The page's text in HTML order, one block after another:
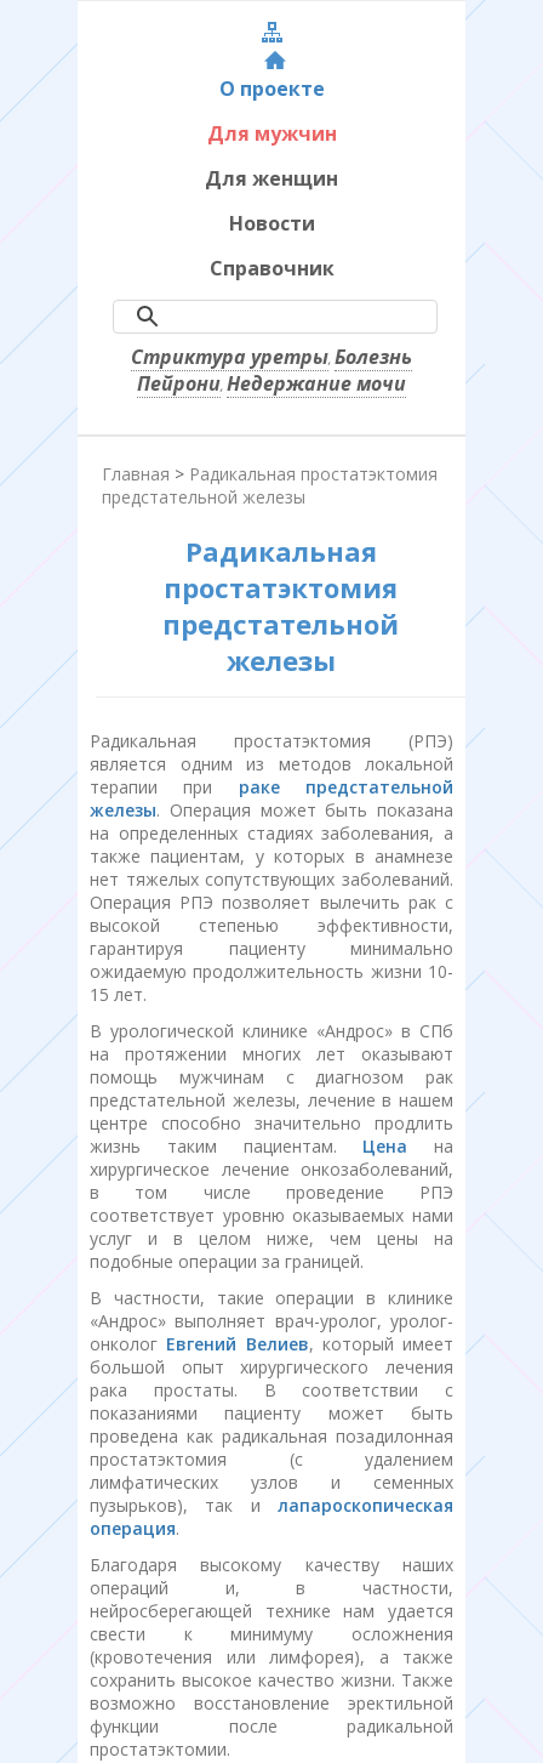
О проекте
Для мужчин
Для женщин
Новости
Справочник
Стриктура уретры, Болезнь
Пейрони, Недержание мочи
Главная > Радикальная простатэктомия
предстательной железы
Радикальная
простатэктомия
предстательной
железы
Радикальная простатэктомия (РПЭ)
является одним из методов локальной
терапии при раке предстательной
железы. Операция может быть показана
на определенных стадиях заболевания, а
также пациентам, у которых в анамнезе
нет тяжелых сопутствующих заболеваний.
Операция РПЭ позволяет вылечить рак с
высокой степенью эффективности,
гарантируя пациенту минимально
ожидаемую продолжительность жизни 10-
15 лет.
В урологической клинике «Андрос» в СПб
на протяжении многих лет оказывают
помощь мужчинам с диагнозом рак
предстательной железы, лечение в нашем
центре способно значительно продлить
жизнь таким пациентам. Цена на
хирургическое лечение онкозаболеваний,
в том числе проведение РПЭ
соответствует уровню оказываемых нами
услуг и в целом ниже, чем цены на
подобные операции за границей.
В частности, такие операции в клинике
«Андрос» выполняет врач-уролог, уролог-
онколог Евгений Велиев, который имеет
большой опыт хирургического лечения
рака простаты. В соответствии с
показаниями пациенту может быть
проведена как радикальная позадилонная
простатэктомия (с удалением
лимфатических узлов и семенных
пузырьков), так и лапароскопическая
операция.
Благодаря высокому качеству наших
операций и, в частности,
нейросберегающей технике нам удается
свести к минимуму осложнения
(кровотечения или лимфорея), а также
сохранить высокое качество жизни. Также
возможно восстановление эректильной
функции после радикальной
простатэктомии.